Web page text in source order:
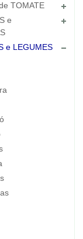
TOMATE
e
e LEGUMES